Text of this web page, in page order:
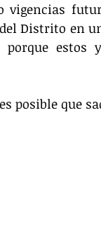
Distrito en
porque
posible que